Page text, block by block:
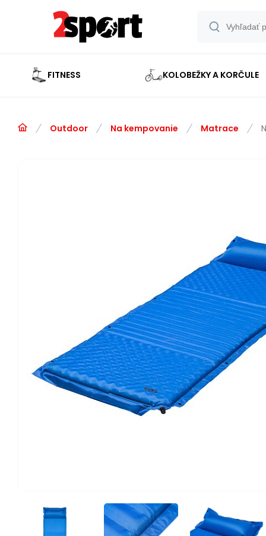
FITNESS KOLOBEŽKY A KORČULE
Outdoor Na kempovanie Matrace